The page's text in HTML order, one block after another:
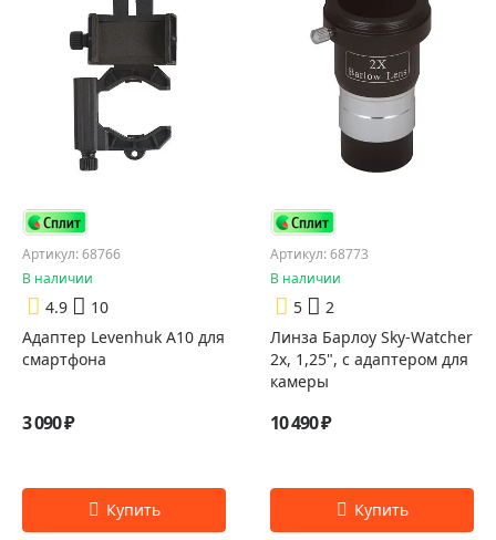
Артикул: 68766
В наличии
4.9
10
Адаптер Levenhuk A10 для
смартфона
3 090 ₽
Артикул: 68773
В наличии
5
2
Линза Барлоу Sky-Watcher
2x, 1,25", с адаптером для
камеры
10 490 ₽